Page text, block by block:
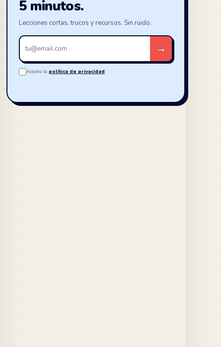
5 minutos.
Lecciones cortas, trucos y recursos. Sin ruido.
Tu
email
→
Acepto la política de privacidad.